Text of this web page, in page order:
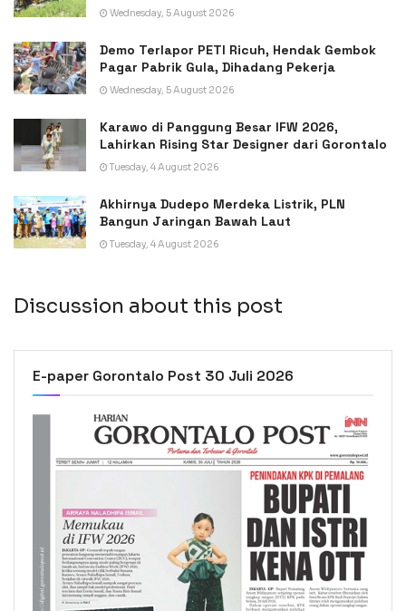
Wednesday, 5 August 2026
Demo Terlapor PETI Ricuh, Hendak Gembok
Pagar Pabrik Gula, Dihadang Pekerja
Wednesday, 5 August 2026
Karawo di Panggung Besar IFW 2026,
Lahirkan Rising Star Designer dari Gorontalo
Tuesday, 4 August 2026
Akhirnya Dudepo Merdeka Listrik, PLN
Bangun Jaringan Bawah Laut
Tuesday, 4 August 2026
Discussion about this post
E-paper Gorontalo Post 30 Juli 2026